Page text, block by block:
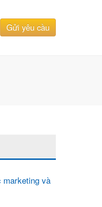
Gửi yêu cầu
và